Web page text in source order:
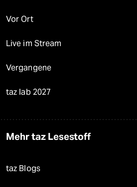
Vor Ort
Live im Stream
Vergangene
taz lab 2027
Mehr taz Lesestoff
taz Blogs